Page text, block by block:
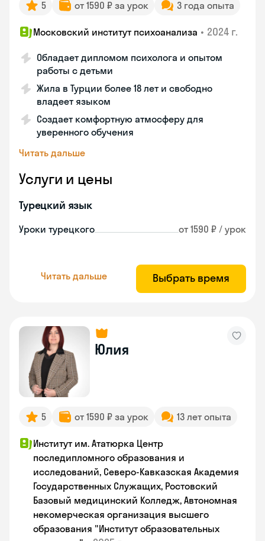
5 от 1590 ₽ за урок 3 года опыта
Московский институт психоанализа • 2024 г.
Обладает дипломом психолога и опытом
работы с детьми
Жила в Турции более 18 лет и свободно
владеет языком
Создает комфортную атмосферу для
уверенного обучения
Читать дальше
Услуги и цены
Турецкий язык
Уроки турецкого от 1590 ₽ / урок
Читать дальше Выбрать время
Юлия
5 от 1590 ₽ за урок 13 лет опыта
Институт им. Ататюрка Центр
последипломного образования и
исследований, Северо-Кавказская Академия
Государственных Служащих, Ростовский
Базовый медицинский Колледж, Автономная
некомерческая организация высшего
образования "Институт образовательных